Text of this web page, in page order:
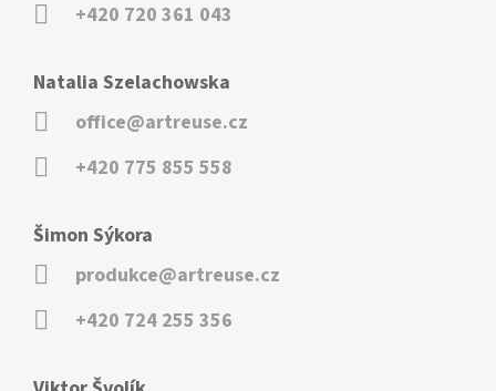
+420 720 361 043
Natalia Szelachowska
office@artreuse.cz
+420 775 855 558
Šimon Sýkora
produkce@artreuse.cz
+420 724 255 356